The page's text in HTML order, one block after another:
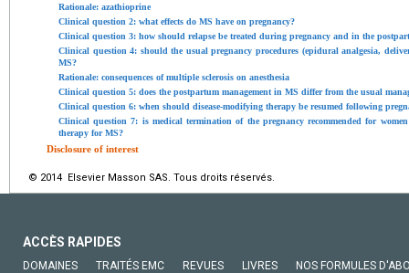
Rationale: azathioprine
Clinical question 2: what effects do MS have on pregnancy?
Clinical question 3: how should relapse be treated during pregnancy and in the
Clinical question 4: should the usual pregnancy procedures (epidural analgesia,
MS?
Rationale: consequences of multiple sclerosis on anesthesia
Clinical question 5: does the postpartum management in MS differ from the usual
Clinical question 6: when should disease-modifying therapy be resumed following
Clinical question 7: is medical termination of the pregnancy recommended for
therapy for MS?
Disclosure of interest
© 2014 Elsevier Masson SAS. Tous droits réservés.
ACCÈS RAPIDES
DOMAINES TRAITÉS EMC REVUES LIVRES NOS FORMULES